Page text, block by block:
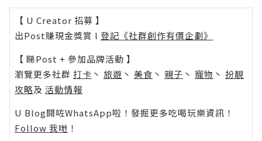
【 U Creator 招募 】
出Post賺現金獎賞 l 登記《社群創作有價企劃》
【 睇Post + 參加品牌活動 】
瀏覽更多社群 打卡 丶 旅遊 丶 美食 丶 親子 丶 寵物 丶 扮靚
攻略及 活動情報
U Blog開咗WhatsApp啦！發掘更多吃喝玩樂資訊！
Follow 我哋 ！